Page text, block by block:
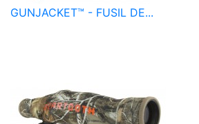
GUNJACKET™ - FUSIL DE...